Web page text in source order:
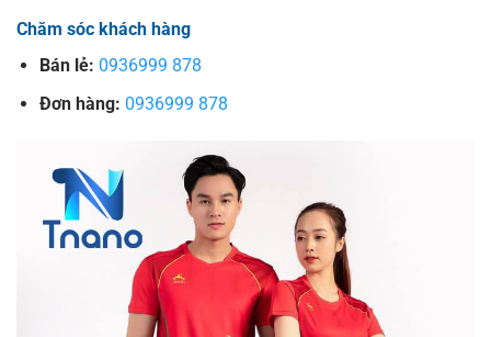
Chăm sóc khách hàng
Bán lẻ: 0936999 878
Đơn hàng: 0936999 878